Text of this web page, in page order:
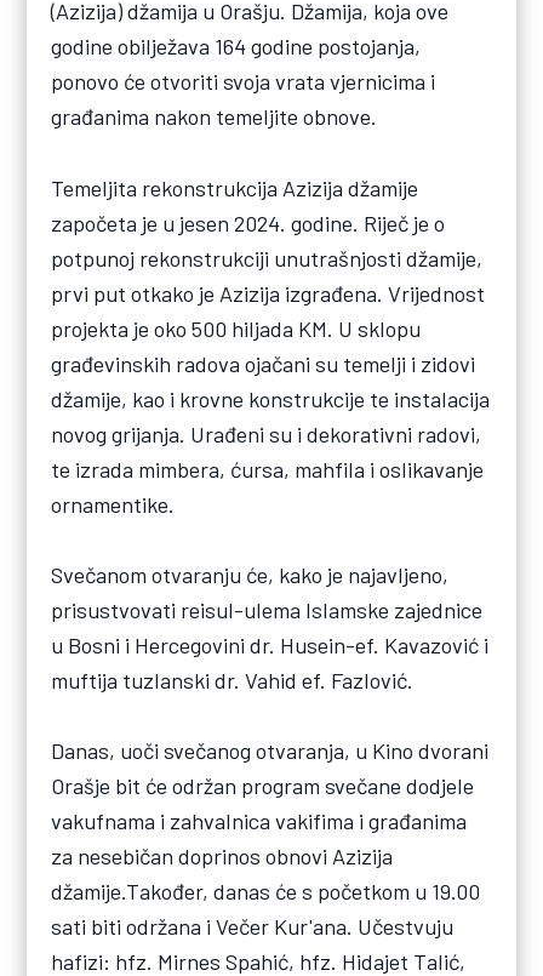
(Azizija) džamija u Orašju. Džamija, koja ove
godine obilježava 164 godine postojanja,
ponovo će otvoriti svoja vrata vjernicima i
građanima nakon temeljite obnove.
Temeljita rekonstrukcija Azizija džamije
započeta je u jesen 2024. godine. Riječ je o
potpunoj rekonstrukciji unutrašnjosti džamije,
prvi put otkako je Azizija izgrađena. Vrijednost
projekta je oko 500 hiljada KM. U sklopu
građevinskih radova ojačani su temelji i zidovi
džamije, kao i krovne konstrukcije te instalacija
novog grijanja. Urađeni su i dekorativni radovi,
te izrada mimbera, ćursa, mahfila i oslikavanje
ornamentike.
Svečanom otvaranju će, kako je najavljeno,
prisustvovati reisul-ulema Islamske zajednice
u Bosni i Hercegovini dr. Husein-ef. Kavazović i
muftija tuzlanski dr. Vahid ef. Fazlović.
Danas, uoči svečanog otvaranja, u Kino dvorani
Orašje bit će održan program svečane dodjele
vakufnama i zahvalnica vakifima i građanima
za nesebičan doprinos obnovi Azizija
džamije.Također, danas će s početkom u 19.00
sati biti održana i Večer Kur'ana. Učestvuju
hafizi: hfz. Mirnes Spahić, hfz. Hidajet Talić,